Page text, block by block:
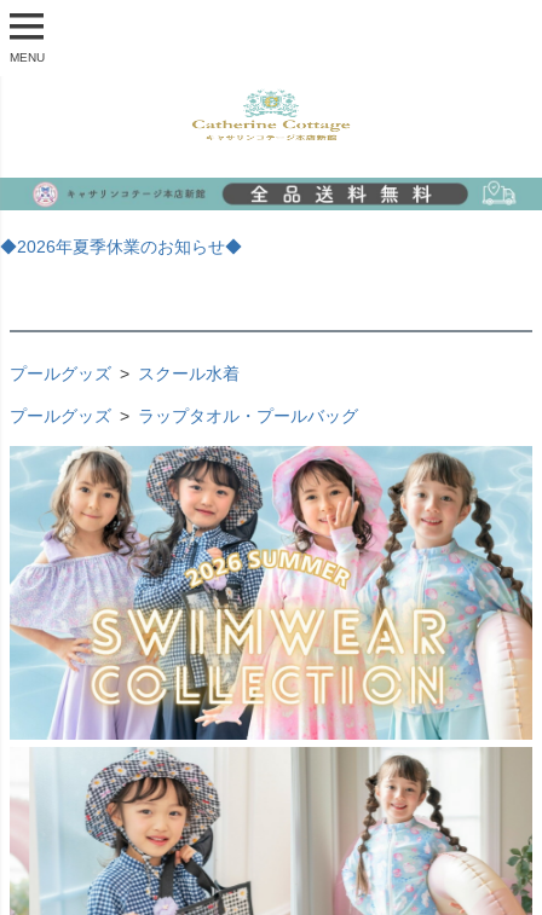
MENU
◆2026年夏季休業のお知らせ◆
プールグッズ スクール水着
プールグッズ ラップタオル・プールバッグ